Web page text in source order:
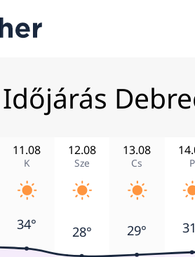
Időjárás
K
11.08
Sze
12.08
Cs
13.08
P
34° 28° 29°